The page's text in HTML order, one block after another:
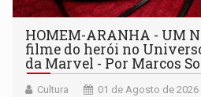
HOMEM-ARANHA - UM
filme do herói no
da Marvel - Por Marcos
Cultura 01 de Agosto de 2026